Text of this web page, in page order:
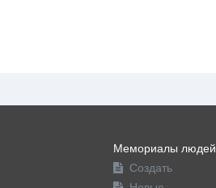
Мемориалы людей
Создать